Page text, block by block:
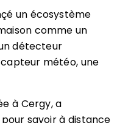
un écosystème
comme un
détecteur
météo, une
à Cergy, a
savoir à distance